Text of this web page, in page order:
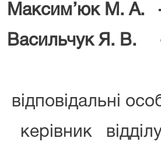
Максим ’ юк М. А. –
Васильчук Я. В.
відповідальні
керівник